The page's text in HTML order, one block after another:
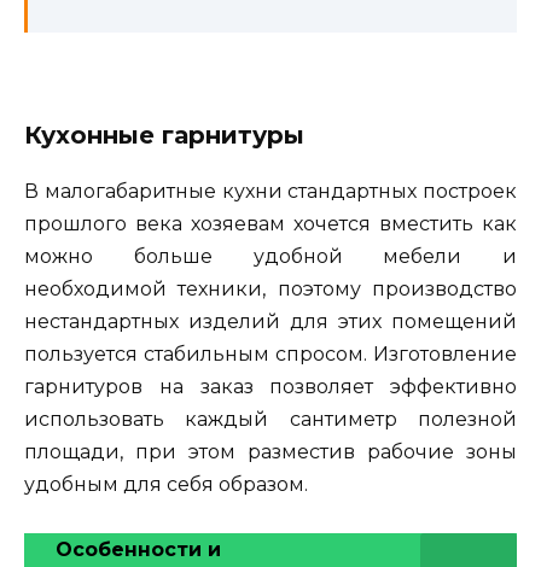
Кухонные гарнитуры
В малогабаритные кухни стандартных построек
прошлого века хозяевам хочется вместить как
можно больше удобной мебели и
необходимой техники, поэтому производство
нестандартных изделий для этих помещений
пользуется стабильным спросом. Изготовление
гарнитуров на заказ позволяет эффективно
использовать каждый сантиметр полезной
площади, при этом разместив рабочие зоны
удобным для себя образом.
Особенности и